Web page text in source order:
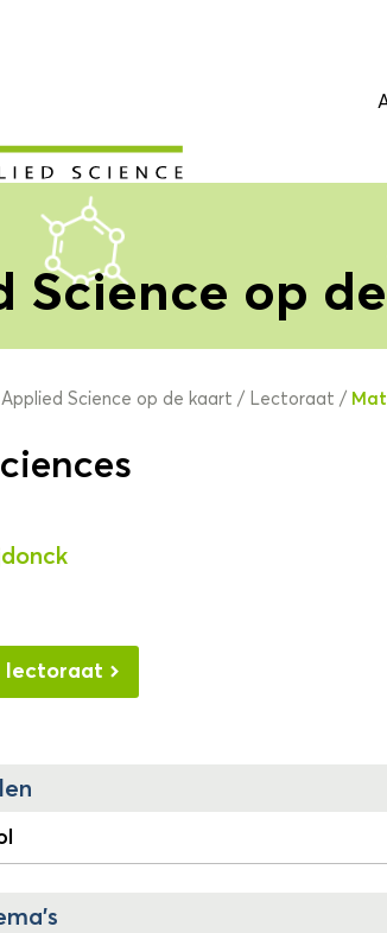
Science op
Applied Science op de kaart / Lectoraat /
lectoraat